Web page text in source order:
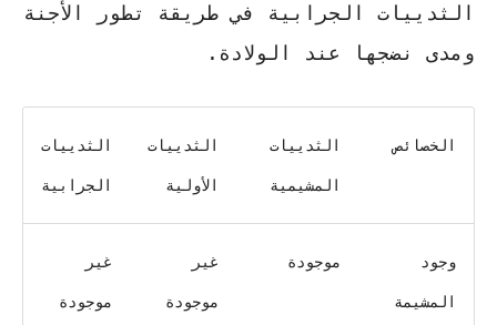
الثدييات الجرابية في طريقة تطور الأجنة
ومدى نضجها عند الولادة.
الخصائص الثدييات
المشيمية
الثدييات
الأولية
الثدييات
الجرابية
وجود
المشيمة
موجودة غير
موجودة
غير
موجودة